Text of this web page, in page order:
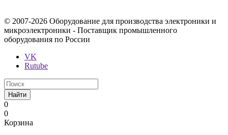
© 2007-2026 Оборудование для производства электроники и
микроэлектроники - Поставщик промышленного
оборудования по России
VK
Rutube
Найти
0
0
Корзина